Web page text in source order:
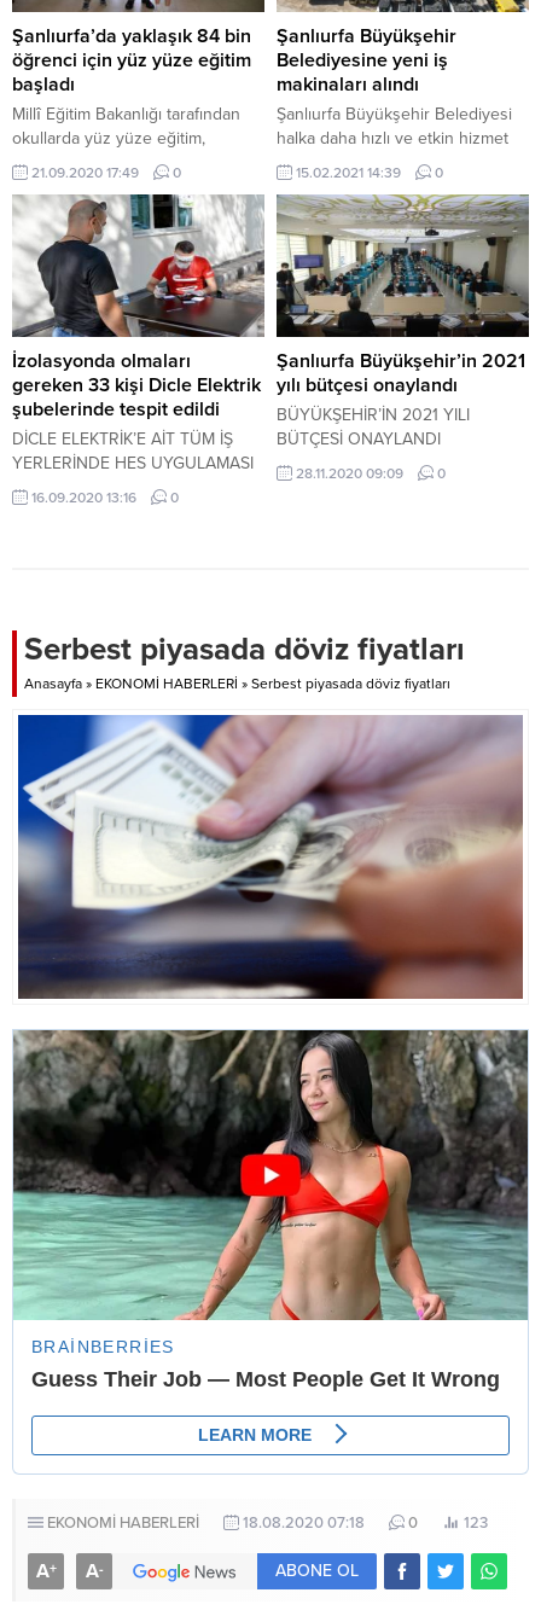
Şanlıurfa’da yaklaşık 84 bin
öğrenci için yüz yüze eğitim
başladı
Millî Eğitim Bakanlığı tarafından
okullarda yüz yüze eğitim,
seyreltilmiş uygulamalarla
anasınıfı ve ilkokul birinci sınıflar
için haftada bir gün olacak şekilde
başlatıldı.
21.09.2020 17:49 0
Şanlıurfa Büyükşehir
Belediyesine yeni iş
makinaları alındı
Şanlıurfa Büyükşehir Belediyesi
halka daha hızlı ve etkin hizmet
sunabilmek amacıyla envanterine
kazandırdığı 56 yeni araç ile
filosunu güçlendirdi.
15.02.2021 14:39 0
İzolasyonda olmaları
gereken 33 kişi Dicle Elektrik
şubelerinde tespit edildi
DİCLE ELEKTRİK’E AİT TÜM İŞ
YERLERİNDE HES UYGULAMASI
ÜZERİNDEN KORONA VİRÜS
SORGULAMASI YAPILIYOR.
İZOLASYONDA KALMALARI İÇİN
YÖNLENDİRİLDİ.
16.09.2020 13:16 0
Şanlıurfa Büyükşehir’in 2021
yılı bütçesi onaylandı
BÜYÜKŞEHİR’İN 2021 YILI
BÜTÇESİ ONAYLANDI
28.11.2020 09:09 0
Serbest piyasada döviz fiyatları
Anasayfa » EKONOMİ HABERLERİ » Serbest piyasada döviz fiyatları
EKONOMİ HABERLERİ 18.08.2020 07:18 0 123
A+ A- ABONE OL